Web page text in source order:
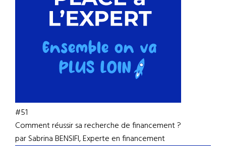
#51
Comment réussir sa recherche de financement ?
par Sabrina BENSIFI, Experte en financement